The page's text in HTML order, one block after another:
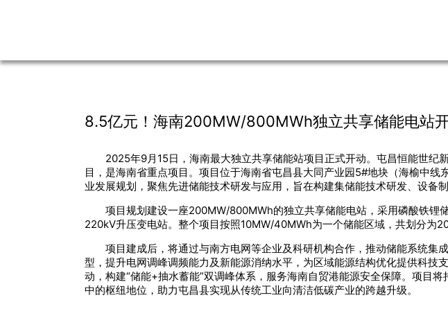
8.5亿元！海南200MW/800MWh独立共享储能电站
2025年9月15日，海南最大独立共享储能站项目正式开动。屯昌恒能世
目，是海南省重点项目。项目位于海南省屯昌县大同产业园5#地块（海榆中
业发展规划，聚焦先进储能技术研发与应用，旨在构建集储能技术研发、设备
项目规划建设一座200MW/800MWh的独立共享储能电站，采用磷酸铁锂
220kV升压变电站。整个项目按照10MW/40MWh为一个储能区域，共划分为20
项目建成后，将通过与南方电网等企业及科研机构合作，推动储能系统集
型，提升电网调峰调频能力及新能源消纳水平，为区域能源结构优化提供科
动，构建“储能+抽水蓄能”双调峰体系，服务海南自贸港能源安全保障。项目
中的枢纽地位，助力屯昌县实现从传统工业向清洁低碳产业的跨越升级。